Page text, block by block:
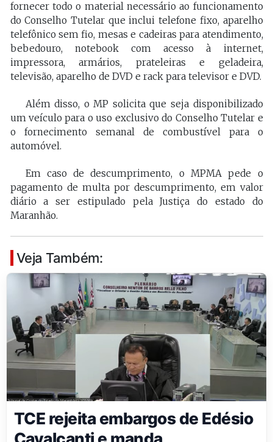
fornecer todo o material necessário ao funcionamento
do Conselho Tutelar que inclui telefone fixo, aparelho
telefônico sem fio, mesas e cadeiras para atendimento,
bebedouro, notebook com acesso à internet,
impressora, armários, prateleiras e geladeira,
televisão, aparelho de DVD e rack para televisor e DVD.
Além disso, o MP solicita que seja disponibilizado
um veículo para o uso exclusivo do Conselho Tutelar e
o fornecimento semanal de combustível para o
automóvel.
Em caso de descumprimento, o MPMA pede o
pagamento de multa por descumprimento, em valor
diário a ser estipulado pela Justiça do estado do
Maranhão.
Veja Também:
TCE rejeita embargos de Edésio